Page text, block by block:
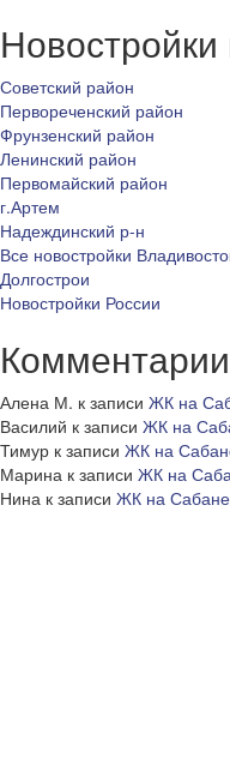
Советский район
Первореченский район
Фрунзенский район
Ленинский район
Первомайский район
г.Артем
Надеждинский р-н
Все новостройки
Долгострои
Новостройки России
Комментарии
Алена М. к записи ЖК на
Василий к записи ЖК на
Тимур к записи ЖК на
Марина к записи ЖК на
Нина к записи ЖК на